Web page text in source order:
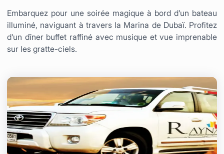
Embarquez pour une soirée magique à bord d’un bateau
illuminé, naviguant à travers la Marina de Dubaï. Profitez
d’un dîner buffet raffiné avec musique et vue imprenable
sur les gratte-ciels.